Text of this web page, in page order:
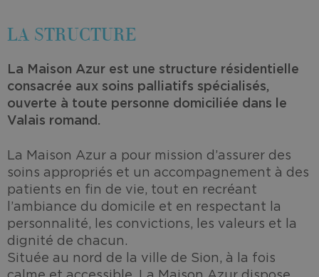
LA STRUCTURE
La Maison Azur est une structure résidentielle
consacrée aux soins palliatifs spécialisés,
ouverte à toute personne domiciliée dans le
Valais romand.
La Maison Azur a pour mission d’assurer des
soins appropriés et un accompagnement à des
patients en fin de vie, tout en recréant
l’ambiance du domicile et en respectant la
personnalité, les convictions, les valeurs et la
dignité de chacun.
Située au nord de la ville de Sion, à la fois